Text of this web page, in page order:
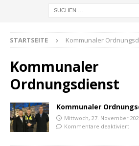
STARTSEITE Kommunaler
Kommunaler
Ordnungsdienst
Kommunaler
Mittwoch, 27. November
Kommentare deaktiviert